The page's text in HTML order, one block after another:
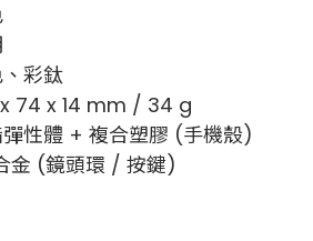
彩鈦
74 x 14 mm / 34 g
性體 + 複合塑膠 (手機殼)
環 / 按鍵)